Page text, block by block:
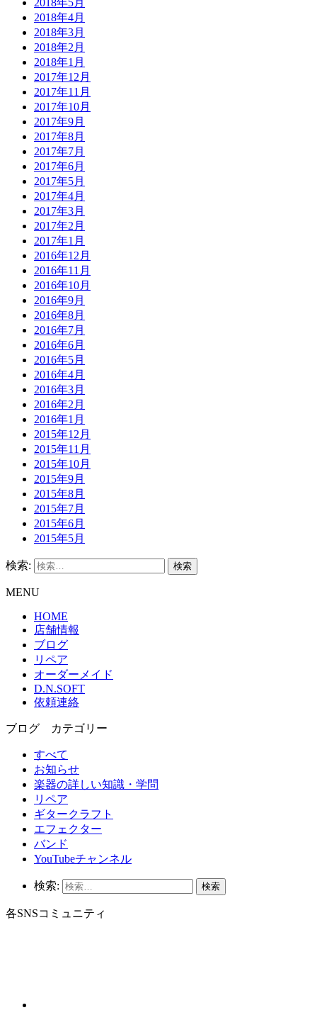
2018年5月
2018年4月
2018年3月
2018年2月
2018年1月
2017年12月
2017年11月
2017年10月
2017年9月
2017年8月
2017年7月
2017年6月
2017年5月
2017年4月
2017年3月
2017年2月
2017年1月
2016年12月
2016年11月
2016年10月
2016年9月
2016年8月
2016年7月
2016年6月
2016年5月
2016年4月
2016年3月
2016年2月
2016年1月
2015年12月
2015年11月
2015年10月
2015年9月
2015年8月
2015年7月
2015年6月
2015年5月
検索:
MENU
HOME
店舗情報
ブログ
リペア
オーダーメイド
D.N.SOFT
依頼連絡
ブログ カテゴリー
すべて
お知らせ
楽器の詳しい知識・学問
リペア
ギタークラフト
エフェクター
バンド
YouTubeチャンネル
検索:
各SNSコミュニティ